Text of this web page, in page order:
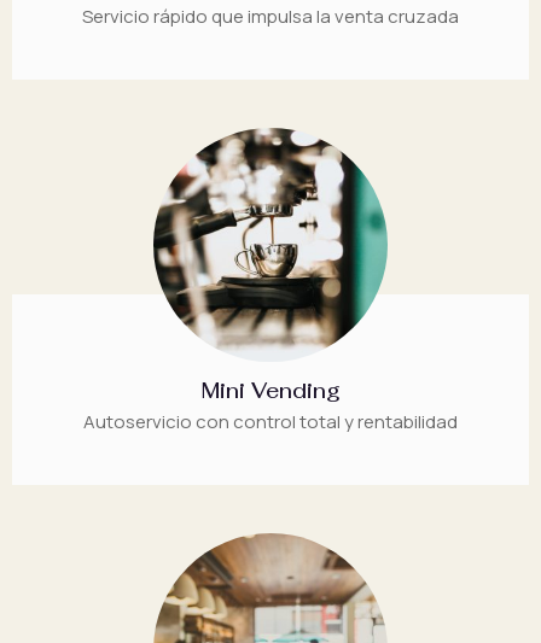
Servicio rápido que impulsa la venta cruzada
Mini Vending
Autoservicio con control total y rentabilidad